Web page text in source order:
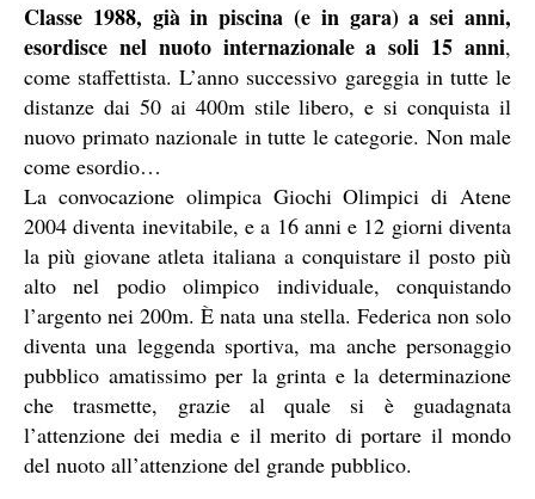
Classe 1988, già in piscina (e in gara) a sei anni,
esordisce nel nuoto internazionale a soli 15 anni,
come staffettista. L’anno successivo gareggia in tutte le
distanze dai 50 ai 400m stile libero, e si conquista il
nuovo primato nazionale in tutte le categorie. Non male
come esordio…
La convocazione olimpica Giochi Olimpici di Atene
2004 diventa inevitabile, e a 16 anni e 12 giorni diventa
la più giovane atleta italiana a conquistare il posto più
alto nel podio olimpico individuale, conquistando
l’argento nei 200m. È nata una stella. Federica non solo
diventa una leggenda sportiva, ma anche personaggio
pubblico amatissimo per la grinta e la determinazione
che trasmette, grazie al quale si è guadagnata
l’attenzione dei media e il merito di portare il mondo
del nuoto all’attenzione del grande pubblico.